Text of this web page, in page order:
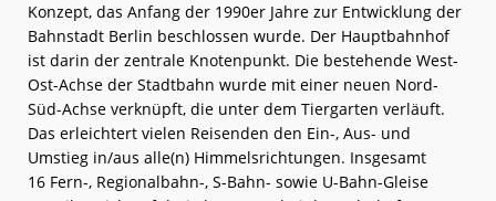
Konzept, das Anfang der 1990er Jahre zur Entwicklung der
Bahnstadt Berlin beschlossen wurde. Der Hauptbahnhof
ist darin der zentrale Knotenpunkt. Die bestehende West-
Ost-Achse der Stadtbahn wurde mit einer neuen Nord-
Süd-Achse verknüpft, die unter dem Tiergarten verläuft.
Das erleichtert vielen Reisenden den Ein-, Aus- und
Umstieg in/aus alle(n) Himmelsrichtungen. Insgesamt
16 Fern-, Regionalbahn-, S-Bahn- sowie U-Bahn-Gleise